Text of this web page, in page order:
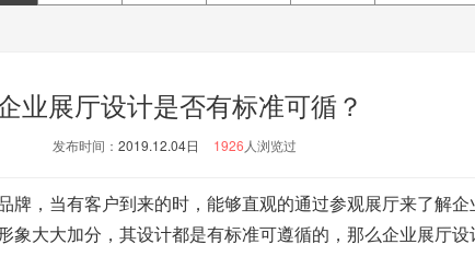
业展厅设计是否有标准可循？
发布时间： 2019.12.04日 1926 人浏览过
，当有客户到来的时，能够直观的通过参观展厅来了解企
象大大加分，其设计都是有标准可遵循的，那么企业展厅